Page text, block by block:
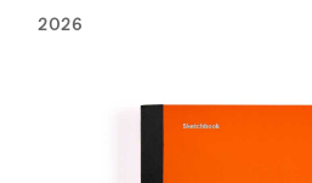
2026